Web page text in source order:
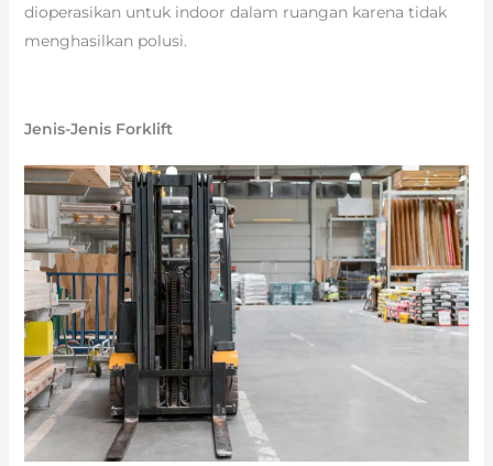
dioperasikan untuk indoor dalam ruangan karena tidak
menghasilkan polusi.
Jenis-Jenis Forklift